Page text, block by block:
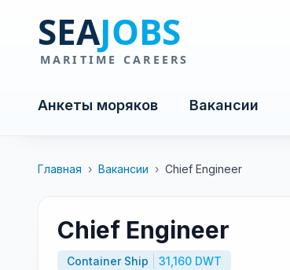
Анкеты моряков Вакансии
Главная › Вакансии › Chief Engineer
Chief Engineer
Container Ship
31,160 DWT